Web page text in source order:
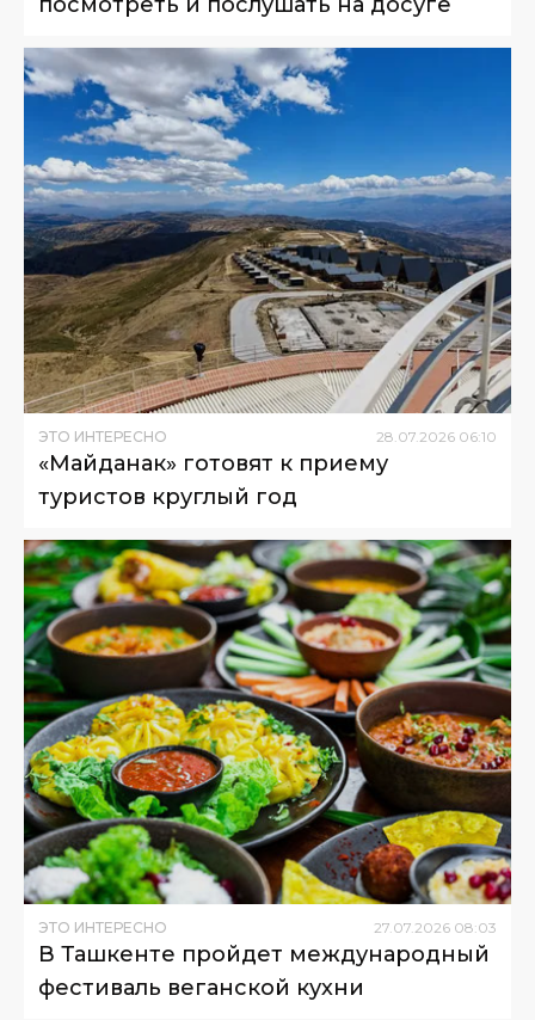
ЭТО ИНТЕРЕСНО 28 07 2026 06:10
«Майданак» готовят к приему
туристов круглый год
ЭТО ИНТЕРЕСНО 27 07 2026 08:03
В Ташкенте пройдет международный
фестиваль веганской кухни